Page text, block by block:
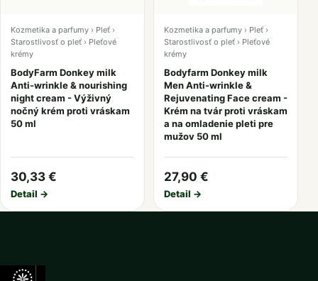
Kozmetika a parfumy › Pleť ›
Starostlivosť o pleť › Pleťové
krémy
BodyFarm Donkey milk
Anti-wrinkle & nourishing
night cream - Výživný
nočný krém proti vráskam
50 ml
30,33 €
Detail →
Kozmetika a parfumy › Pleť ›
Starostlivosť o pleť › Pleťové
krémy
Bodyfarm Donkey milk
Men Anti-wrinkle &
Rejuvenating Face cream -
Krém na tvár proti vráskam
a na omladenie pleti pre
mužov 50 ml
27,90 €
Detail →